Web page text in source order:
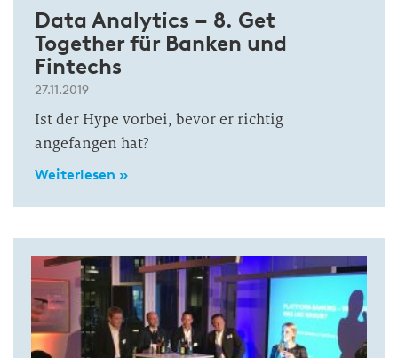
Data Analytics – 8. Get
Together für Banken und
Fintechs
27.11.2019
Ist der Hype vorbei, bevor er richtig
angefangen hat?
Weiterlesen »